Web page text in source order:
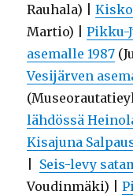
Rauhala) |
Martio) |Pikku-
asemalle 1987
Vesijärven
lähdössä
Kisajuna
Seis-levy
Voudinmäki) |